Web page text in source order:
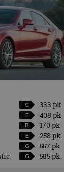
C
333 pk
E
408 pk
B
170 pk
E
258 pk
G
557 pk
G 585 pk